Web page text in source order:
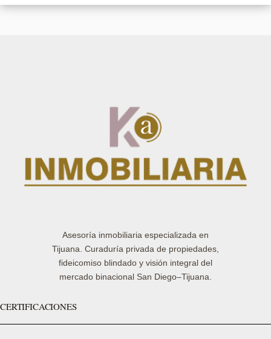
Asesoría inmobiliaria especializada en
Tijuana. Curaduría privada de propiedades,
fideicomiso blindado y visión integral del
mercado binacional San Diego–Tijuana.
CERTIFICACIONES